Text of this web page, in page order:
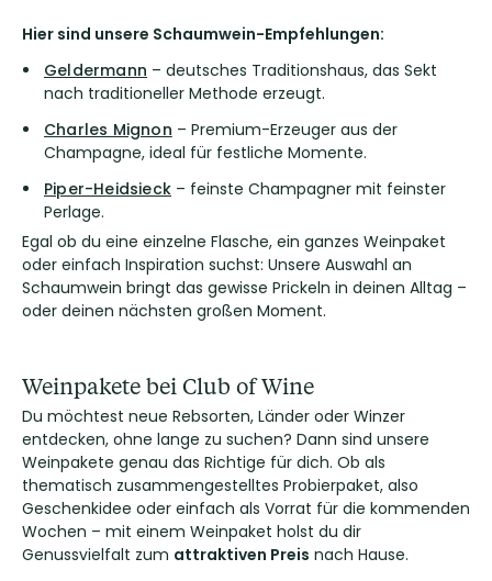
Hier sind unsere Schaumwein-Empfehlungen:
Geldermann – deutsches Traditionshaus, das Sekt
nach traditioneller Methode erzeugt.
Charles Mignon – Premium-Erzeuger aus der
Champagne, ideal für festliche Momente.
Piper-Heidsieck – feinste Champagner mit feinster
Perlage.
Egal ob du eine einzelne Flasche, ein ganzes Weinpaket
oder einfach Inspiration suchst: Unsere Auswahl an
Schaumwein bringt das gewisse Prickeln in deinen Alltag –
oder deinen nächsten großen Moment.
Weinpakete bei Club of Wine
Du möchtest neue Rebsorten, Länder oder Winzer
entdecken, ohne lange zu suchen? Dann sind unsere
Weinpakete genau das Richtige für dich. Ob als
thematisch zusammengestelltes Probierpaket, also
Geschenkidee oder einfach als Vorrat für die kommenden
Wochen – mit einem Weinpaket holst du dir
Genussvielfalt zum attraktiven Preis nach Hause.